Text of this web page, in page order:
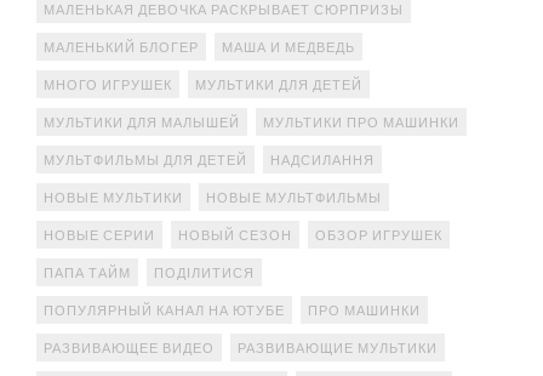
МАЛЕНЬКАЯ ДЕВОЧКА РАСКРЫВАЕТ СЮРПРИЗЫ
МАЛЕНЬКИЙ БЛОГЕР МАША И МЕДВЕДЬ
МНОГО ИГРУШЕК МУЛЬТИКИ ДЛЯ ДЕТЕЙ
МУЛЬТИКИ ДЛЯ МАЛЫШЕЙ МУЛЬТИКИ ПРО МАШИНКИ
МУЛЬТФИЛЬМЫ ДЛЯ ДЕТЕЙ НАДСИЛАННЯ
НОВЫЕ МУЛЬТИКИ НОВЫЕ МУЛЬТФИЛЬМЫ
НОВЫЕ СЕРИИ НОВЫЙ СЕЗОН ОБЗОР ИГРУШЕК
ПАПА ТАЙМ ПОДІЛИТИСЯ
ПОПУЛЯРНЫЙ КАНАЛ НА ЮТУБЕ ПРО МАШИНКИ
РАЗВИВАЮЩЕЕ ВИДЕО РАЗВИВАЮЩИЕ МУЛЬТИКИ